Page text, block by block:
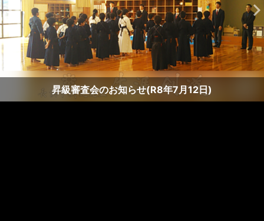
昇級審査会のお知らせ(R8年7月12日)